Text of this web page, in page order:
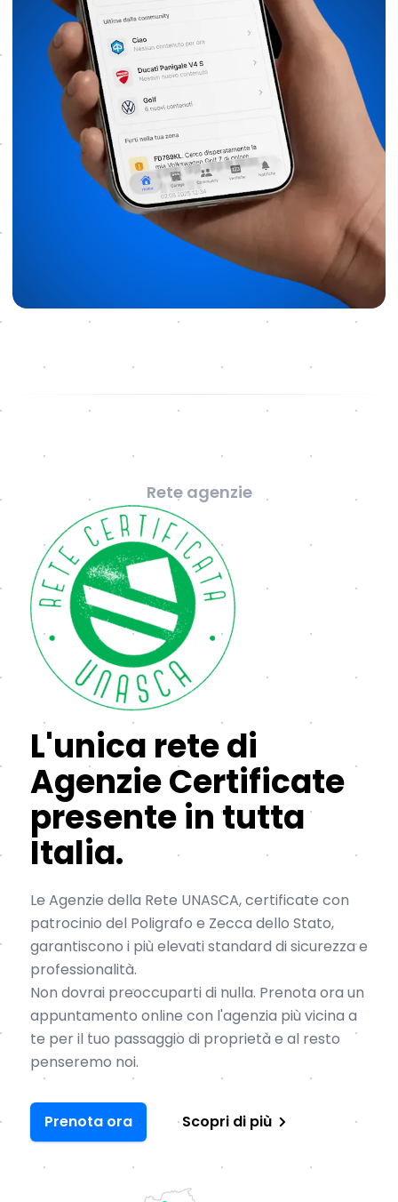
Rete agenzie
L'unica rete di
Agenzie Certificate
presente in tutta
Italia.
Le Agenzie della Rete UNASCA, certificate con
patrocinio del Poligrafo e Zecca dello Stato,
garantiscono i più elevati standard di sicurezza e
professionalità.
Non dovrai preoccuparti di nulla. Prenota ora un
appuntamento online con l'agenzia più vicina a
te per il tuo passaggio di proprietà e al resto
penseremo noi.
Prenota ora Scopri di più